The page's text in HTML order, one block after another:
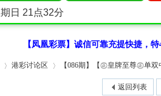
【凤凰彩票】诚信可靠充提快捷，
港彩讨论区 【086期】【㊣皇牌至尊㊣单
返回列表